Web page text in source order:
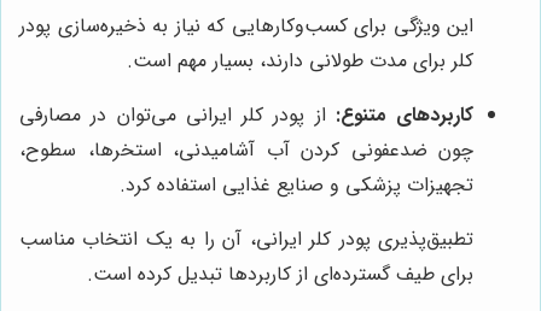
این ویژگی برای کسب‌وکارهایی که نیاز به ذخیره‌سازی پودر
کلر برای مدت طولانی دارند، بسیار مهم است.
کاربردهای متنوع: از پودر کلر ایرانی می‌توان در مصارفی
چون ضدعفونی کردن آب آشامیدنی، استخرها، سطوح،
تجهیزات پزشکی و صنایع غذایی استفاده کرد.
تطبیق‌پذیری پودر کلر ایرانی، آن را به یک انتخاب مناسب
برای طیف گسترده‌ای از کاربردها تبدیل کرده است.